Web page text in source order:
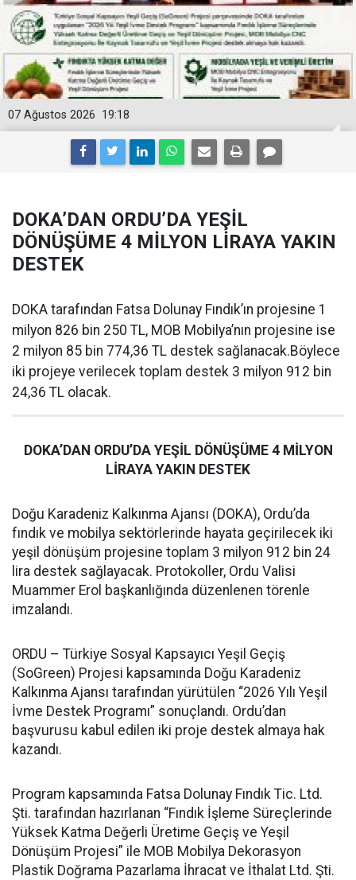
19:18
07 Ağustos 2026
DOKA’DAN ORDU’DA YEŞİL
DÖNÜŞÜME 4 MİLYON LİRAYA YAKIN
DESTEK
DOKA tarafından Fatsa Dolunay Fındık’ın projesine 1
milyon 826 bin 250 TL, MOB Mobilya’nın projesine ise
2 milyon 85 bin 774,36 TL destek sağlanacak.Böylece
iki projeye verilecek toplam destek 3 milyon 912 bin
24,36 TL olacak.
DOKA’DAN ORDU’DA YEŞİL DÖNÜŞÜME 4 MİLYON
LİRAYA YAKIN DESTEK
Doğu Karadeniz Kalkınma Ajansı (DOKA), Ordu’da
fındık ve mobilya sektörlerinde hayata geçirilecek iki
yeşil dönüşüm projesine toplam 3 milyon 912 bin 24
lira destek sağlayacak. Protokoller, Ordu Valisi
Muammer Erol başkanlığında düzenlenen törenle
imzalandı.
ORDU – Türkiye Sosyal Kapsayıcı Yeşil Geçiş
(SoGreen) Projesi kapsamında Doğu Karadeniz
Kalkınma Ajansı tarafından yürütülen “2026 Yılı Yeşil
İvme Destek Programı” sonuçlandı. Ordu’dan
başvurusu kabul edilen iki proje destek almaya hak
kazandı.
Program kapsamında Fatsa Dolunay Fındık Tic. Ltd.
Şti. tarafından hazırlanan “Fındık İşleme Süreçlerinde
Yüksek Katma Değerli Üretime Geçiş ve Yeşil
Dönüşüm Projesi” ile MOB Mobilya Dekorasyon
Plastik Doğrama Pazarlama İhracat ve İthalat Ltd. Şti.